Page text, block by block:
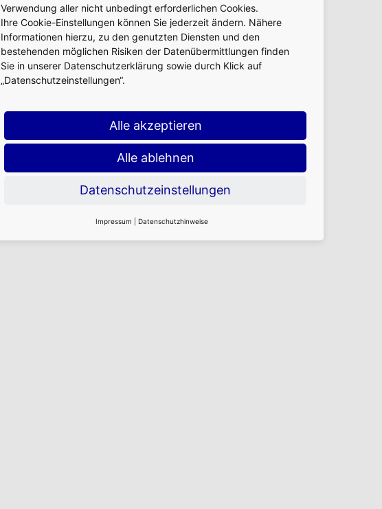
Verwendung aller nicht unbedingt erforderlichen Cookies.
Ihre Cookie-Einstellungen können Sie jederzeit ändern. Nähere
Informationen hierzu, zu den genutzten Diensten und den
bestehenden möglichen Risiken der Datenübermittlungen finden
Sie in unserer Datenschutzerklärung sowie durch Klick auf
„Datenschutzeinstellungen“.
Alle akzeptieren
Alle ablehnen
Datenschutzeinstellungen
Impressum Datenschutzhinweise